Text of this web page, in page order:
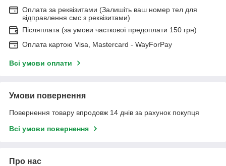
Оплата за реквізитами (Залишіть ваш номер тел для
відправлення смс з реквізитами)
Післяплата (за умови часткової предоплати 150 грн)
Оплата картою Visa, Mastercard - WayForPay
Всі умови оплати
Умови повернення
Повернення товару впродовж 14 днів за рахунок покупця
Всі умови повернення
Про нас